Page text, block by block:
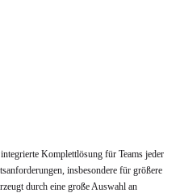
Komplettlösung für Teams jeder
insbesondere für größere
durch eine große Auswahl an